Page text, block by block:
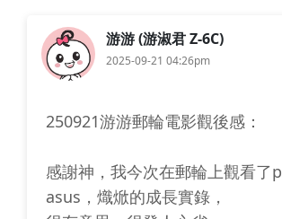
游游 (游淑君 Z-6C)
2025-09-21 04:26pm
250921游游郵輪電影觀後感：
感謝神，我今次在郵輪上觀看了
asus，熾焮的成長實錄，